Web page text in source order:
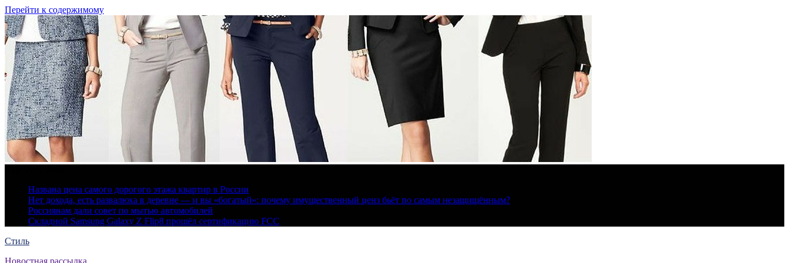
Перейти к содержимому
Названа цена самого дорогого этажа квартир в России
Нет дохода, есть развалюха в деревне — и вы «богатый»: почему имущественный ценз бьёт по самым незащищённым?
Россиянам дали совет по мытью автомобилей
Складной Samsung Galaxy Z Flip8 прошёл сертификацию FCC
Стиль
Новостная рассылка